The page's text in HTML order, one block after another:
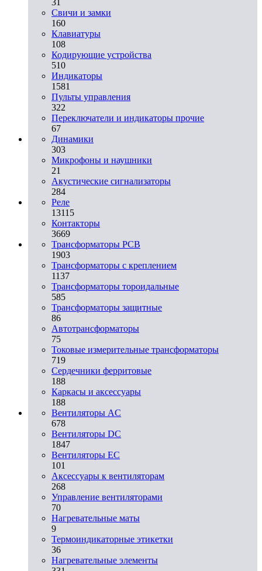
Свичи и замки
160
Клавиатуры
108
Кодирующие устройства
510
Индикаторы
1581
Пульты управления
322
Переключатели и индикаторы прочие
67
Динамики
303
Микрофоны и наушники
21
Акустические сигнализаторы
284
Реле
13115
Контакторы
3669
Трансформаторы PCB
1903
Трансформаторы с креплением
1137
Трансформаторы тороидальные
585
Трансформаторы защитные
86
Автотрансформаторы
75
Токовые измерительные трансформаторы
719
Сердечники ферритовые
188
Каркасы и аксессуары
188
Вентиляторы AC
678
Вентиляторы DC
1847
Вентиляторы EC
101
Аксессуары к вентиляторам
268
Управление вентиляторами
70
Нагревательные маты
9
Термоиндикаторные этикетки
36
Нагревательные элементы